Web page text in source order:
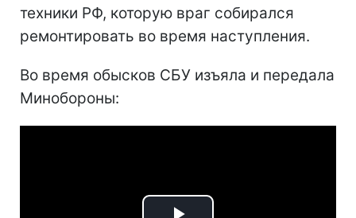
техники РФ, которую враг собирался
ремонтировать во время наступления.
Во время обысков СБУ изъяла и передала
Минобороны: